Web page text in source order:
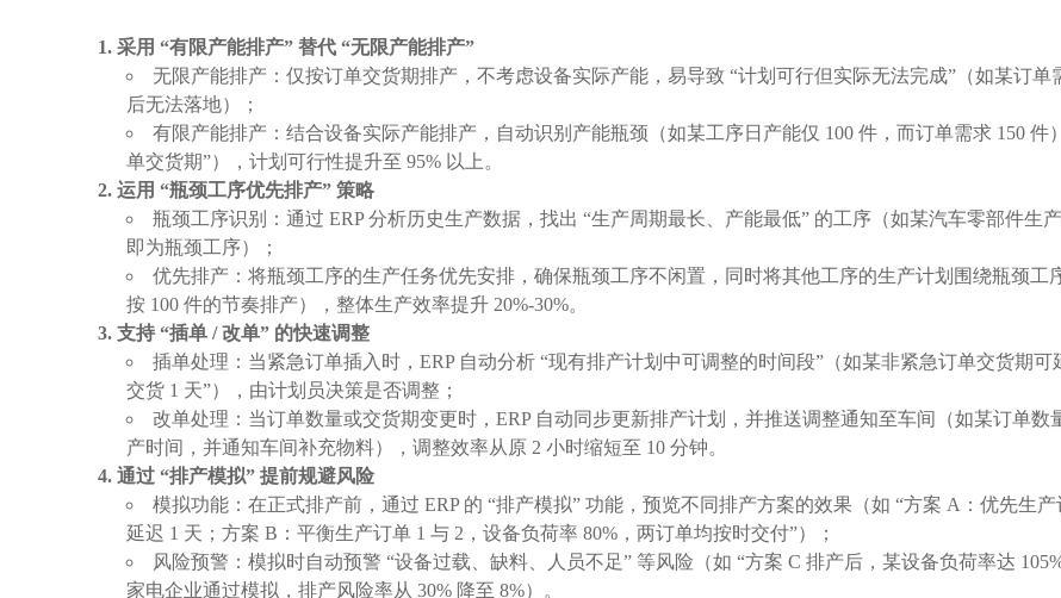
采用 “有限产能排产” 替代 “无限产能排产”
无限产能排产：仅按订单交货期排产，不考虑设备实际产能，易导致 “计划可行但实际无法完成”（如某订
后无法落地）；
有限产能排产：结合设备实际产能排产，自动识别产能瓶颈（如某工序日产能仅 100 件，而订单需求 150 件
单交货期”），计划可行性提升至 95% 以上。
运用 “瓶颈工序优先排产” 策略
瓶颈工序识别：通过 ERP 分析历史生产数据，找出 “生产周期最长、产能最低” 的工序（如某汽车零部件生
即为瓶颈工序）；
优先排产：将瓶颈工序的生产任务优先安排，确保瓶颈工序不闲置，同时将其他工序的生产计划围绕瓶颈工
按 100 件的节奏排产），整体生产效率提升 20%-30%。
支持 “插单 / 改单” 的快速调整
插单处理：当紧急订单插入时，ERP 自动分析 “现有排产计划中可调整的时间段”（如某非紧急订单交货期
交货 1 天”），由计划员决策是否调整；
改单处理：当订单数量或交货期变更时，ERP 自动同步更新排产计划，并推送调整通知至车间（如某订单数
产时间，并通知车间补充物料），调整效率从原 2 小时缩短至 10 分钟。
通过 “排产模拟” 提前规避风险
模拟功能：在正式排产前，通过 ERP 的 “排产模拟” 功能，预览不同排产方案的效果（如 “方案 A：优先生
延迟 1 天；方案 B：平衡生产订单 1 与 2，设备负荷率 80%，两订单均按时交付”）；
风险预警：模拟时自动预警 “设备过载、缺料、人员不足” 等风险（如 “方案 C 排产后，某设备负荷率达
家电企业通过模拟，排产风险率从 30% 降至 8%）。